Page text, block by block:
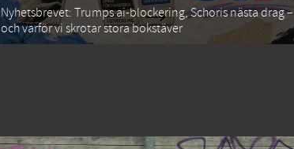
Nyhetsbrevet: Trumps ai-blockering, Schoris nästa drag –
och varför vi skrotar stora bokstäver